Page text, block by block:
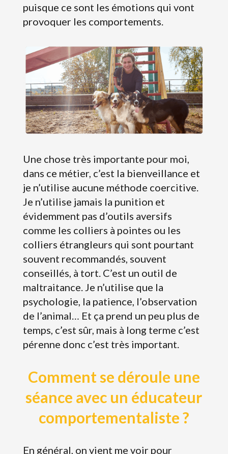
puisque ce sont les émotions qui vont
provoquer les comportements.
Une chose très importante pour moi,
dans ce métier, c’est la bienveillance et
je n’utilise aucune méthode coercitive.
Je n’utilise jamais la punition et
évidemment pas d’outils aversifs
comme les colliers à pointes ou les
colliers étrangleurs qui sont pourtant
souvent recommandés, souvent
conseillés, à tort. C’est un outil de
maltraitance. Je n’utilise que la
psychologie, la patience, l’observation
de l’animal… Et ça prend un peu plus de
temps, c’est sûr, mais à long terme c’est
pérenne donc c’est très important.
Comment se déroule une
séance avec un éducateur
comportementaliste ?
En général, on vient me voir pour